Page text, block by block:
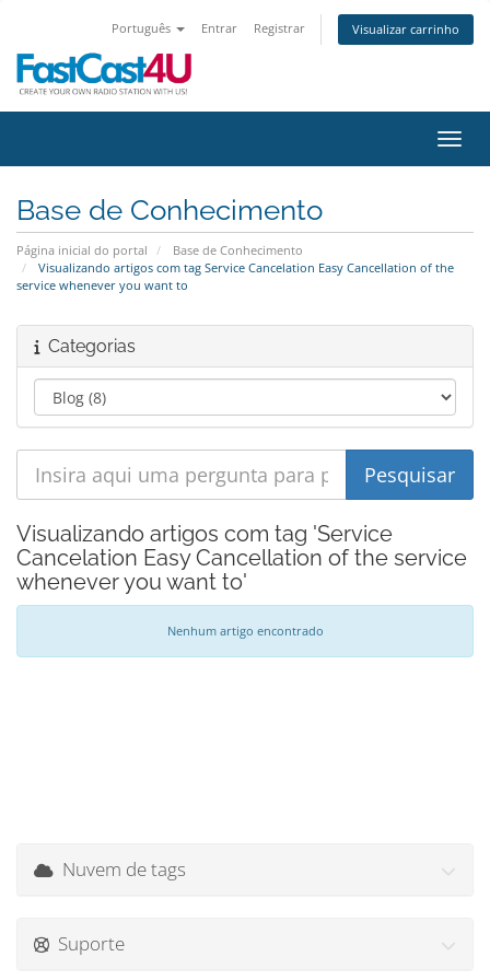
Português Entrar Registrar Visualizar carrinho
Base de Conhecimento
Página inicial do portal
Base de Conhecimento
Visualizando artigos com tag Service Cancelation Easy Cancellation of the
service whenever you want to
Categorias
Visualizando artigos com tag 'Service
Cancelation Easy Cancellation of the service
whenever you want to'
Nenhum artigo encontrado
Nuvem de tags
Suporte